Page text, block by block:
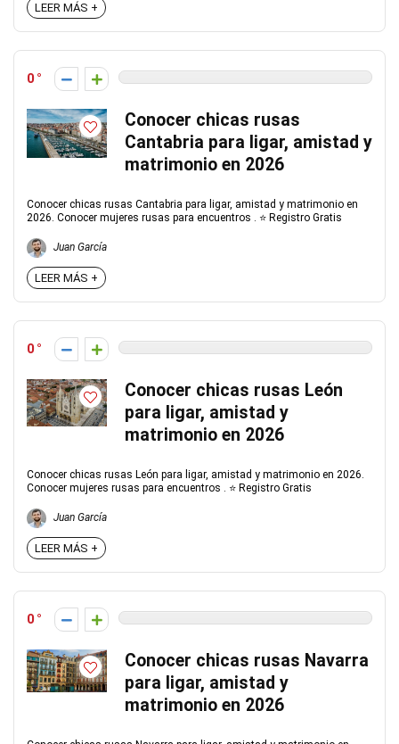
LEER MÁS +
0
Conocer chicas rusas
Cantabria para ligar, amistad y
matrimonio en 2026
Conocer chicas rusas Cantabria para ligar, amistad y matrimonio en
2026. Conocer mujeres rusas para encuentros . ⭐ Registro Gratis
Juan García
LEER MÁS +
0
Conocer chicas rusas León
para ligar, amistad y
matrimonio en 2026
Conocer chicas rusas León para ligar, amistad y matrimonio en 2026.
Conocer mujeres rusas para encuentros . ⭐ Registro Gratis
Juan García
LEER MÁS +
0
Conocer chicas rusas Navarra
para ligar, amistad y
matrimonio en 2026